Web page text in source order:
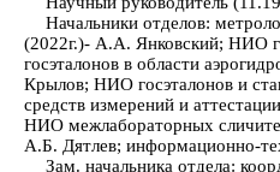
Начальники отделов:
(2022г.)- А.А. Янковский; НИО
госэталонов в области
Крылов; НИО госэталонов и
средств измерений и
НИО межлабораторных
А.Б. Дятлев; информационно-
Зам. начальника отдела: